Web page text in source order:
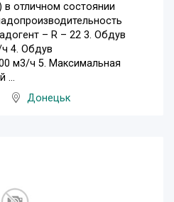
в отличном состоянии
– R – 22 3. Обдув
4. Обдув
м3/ч 5. Максимальная
...
Донецьк